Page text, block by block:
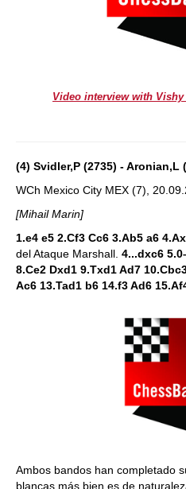
Video interview with
(4) Svidler,P (2735) - Aronian,L
WCh Mexico City MEX (7),
[Mihail Marin]
1.e4 e5 2.Cf3 Cc6 3.Ab5 a6
del Ataque Marshall. 4...dxc6
8.Ce2 Dxd1 9.Txd1 Ad7
Ac6 13.Tad1 b6 14.f3 Ad6
Ambos bandos han completado
blancas más bien es de